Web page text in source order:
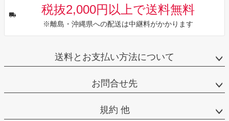
税抜2,000円以上で送料無料
※離島・沖縄県への配送は中継料がかかります
送料とお支払い方法について
お問合せ先
規約 他